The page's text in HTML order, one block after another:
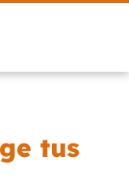
tus